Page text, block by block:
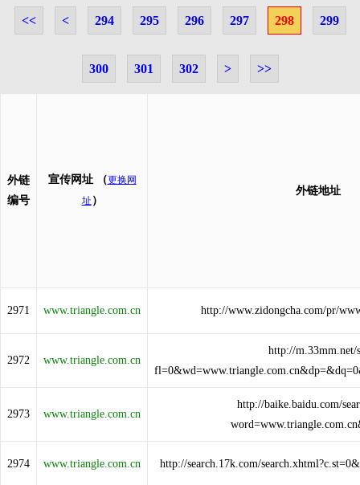
<< < 294 295 296 297 298 299
300 301 302 > >>
外链
编号
宣传网址 （更换网
址 ）
外链地址
2971 www.triangle.com.cn http://www.zidongcha.com/pr/
2972 www.triangle.com.cn
http://m.33mm.net/
2973 www.triangle.com.cn
http://baike.baidu.com/
2974 www.triangle.com.cn http://search.17k.com/